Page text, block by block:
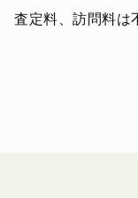
査定料、訪問料は